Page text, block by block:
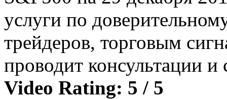
услуги по
трейдеров, торговым
проводит консультации
Video Rating: 5 / 5